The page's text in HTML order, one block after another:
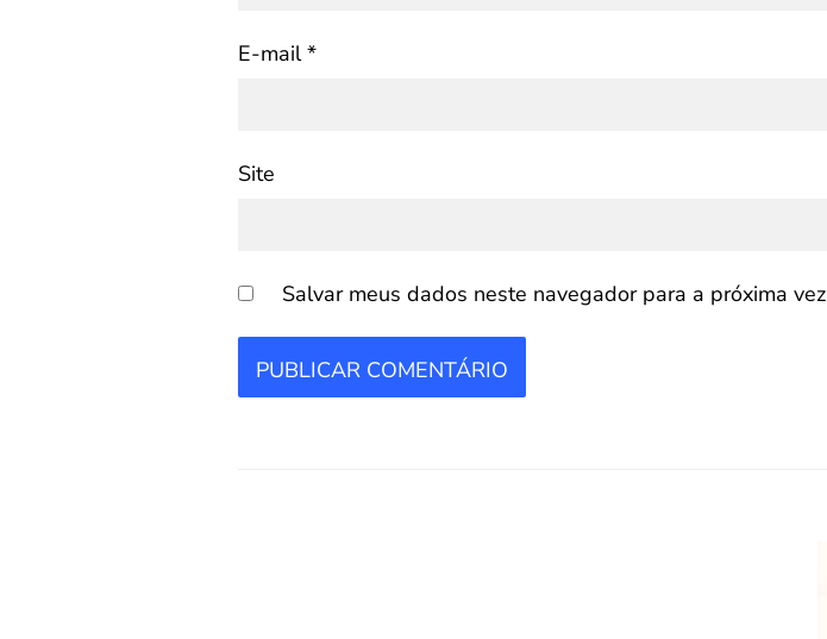
E-mail*
Site
Salvar meus dados neste navegador para a próxima